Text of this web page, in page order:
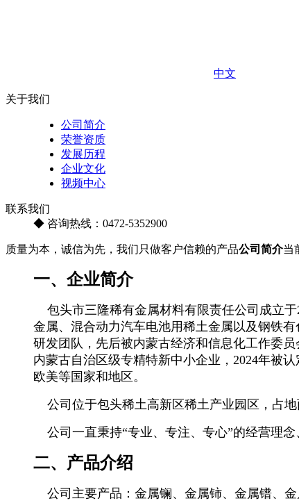
中文
关于我们
公司简介
荣誉资质
发展历程
企业文化
视频中心
联系我们
◆ 咨询热线：0472-5352900
质量为本，诚信为先，我们只做客户信赖的产品公司简介当
一、 企业简介
包头市三隆稀有金属材料有限责任公司成立于
金属、混合动力汽车电池用稀土金属以及钢铁
研发团队，先后被内蒙古经济和信息化工作委员
内蒙古自治区级专精特新中小企业，2024年被认
欧美等国家和地区。
公司位于包头稀土高新区稀土产业园区，占地
公司一直秉持“专业、专注、专心”的经营理
二、产品介绍
公司主要产品：金属镧、金属铈、金属镨、